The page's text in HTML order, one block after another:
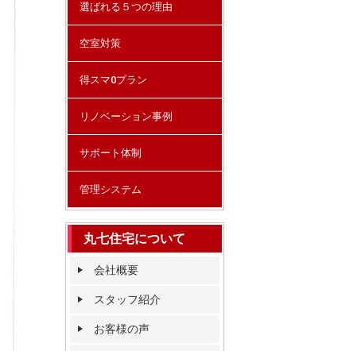
選ばれる５つの理由
空室対策
得スマ0プラン
リノベーション事例
サポート体制
管理システム
丸七住宅について
会社概要
スタッフ紹介
お客様の声